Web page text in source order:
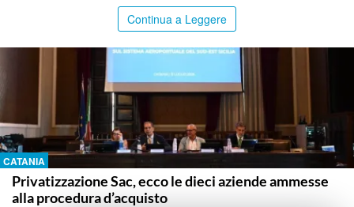
Continua a Leggere
CATANIA
Privatizzazione Sac, ecco le dieci aziende ammesse
alla procedura d’acquisto